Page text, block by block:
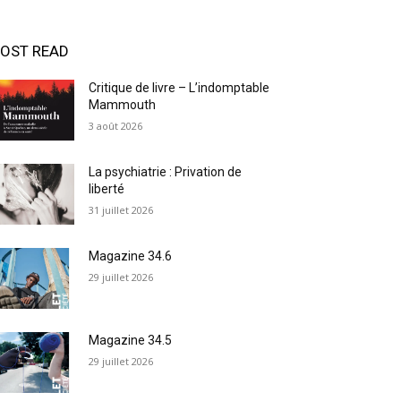
READ
Critique de livre – L’indomptable
Mammouth
3 août 2026
La psychiatrie : Privation de
liberté
31 juillet 2026
Magazine 34.6
29 juillet 2026
Magazine 34.5
29 juillet 2026